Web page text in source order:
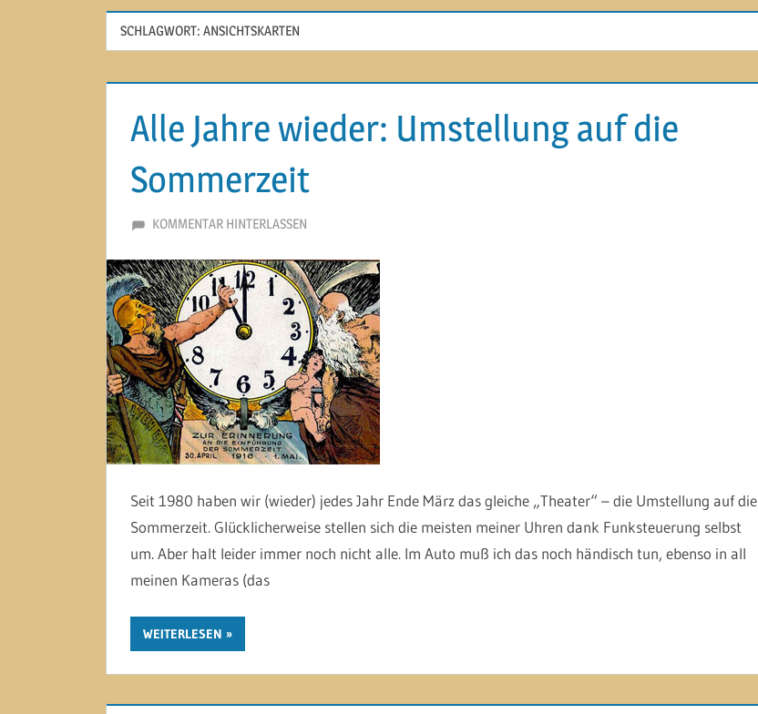
SCHLAGWORT: ANSICHTSKARTEN
Alle Jahre wieder: Umstellung auf die
Sommerzeit
29. MÄRZ 2015
MARTINA BERG
KOMMENTAR HINTERLASSEN
Seit 1980 haben wir (wieder) jedes Jahr Ende März das gleiche „Theater“ – die Umstellung auf die
Sommerzeit. Glücklicherweise stellen sich die meisten meiner Uhren dank Funksteuerung selbst
um. Aber halt leider immer noch nicht alle. Im Auto muß ich das noch händisch tun, ebenso in all
meinen Kameras (das
WEITERLESEN